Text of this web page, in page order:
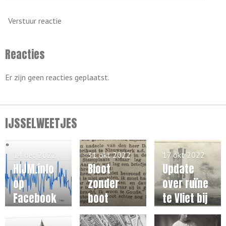
Verstuur reactie
Reacties
Er zijn geen reacties geplaatst.
IJSSELWEETJES
HIJM.info
op
Facebook
14 dec 2022
Bloot
zonder
boot
31 okt 2022
Update
over ruïne
te Vliet bij
Haastrech
17 okt 2022